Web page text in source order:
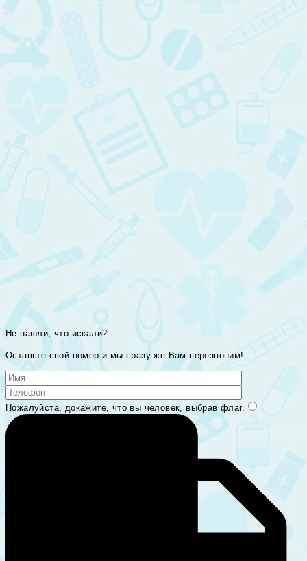
Не нашли, что искали?
Оставьте свой номер и мы сразу же Вам перезвоним!
Пожалуйста, докажите, что вы человек, выбрав флаг.